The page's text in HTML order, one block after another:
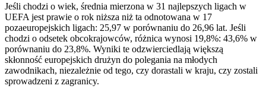
Jeśli chodzi o wiek, średnia mierzona w 31 najlepszych ligach w
UEFA jest prawie o rok niższa niż ta odnotowana w 17
pozaeuropejskich ligach: 25,97 w porównaniu do 26,96 lat. Jeśli
chodzi o odsetek obcokrajowców, różnica wynosi 19,8%: 43,6% w
porównaniu do 23,8%. Wyniki te odzwierciedlają większą
skłonność europejskich drużyn do polegania na młodych
zawodnikach, niezależnie od tego, czy dorastali w kraju, czy zostali
sprowadzeni z zagranicy.